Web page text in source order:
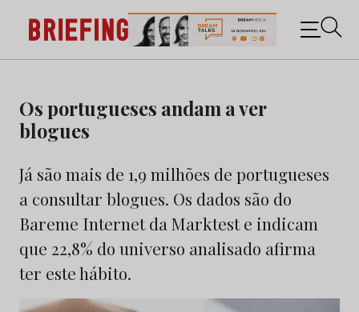
content
Briefing: Todas as notícias sobre os negócios do
Marketing e da Publicidade
Os portugueses andam a ver
blogues
Já são mais de 1,9 milhões de portugueses
a consultar blogues. Os dados são do
Bareme Internet da Marktest e indicam
que 22,8% do universo analisado afirma
ter este hábito.